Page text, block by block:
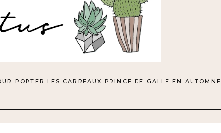
PORTER LES CARREAUX PRINCE DE GALLE EN AUTOMNE